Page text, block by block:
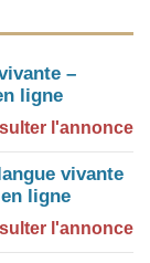
–
ligne
l'annonce
vivante
ligne
l'annonce